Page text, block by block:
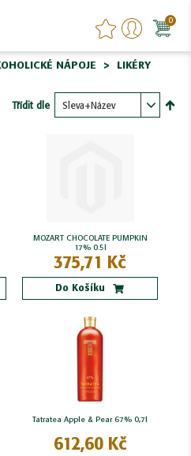
0
NÁPOJE LIKÉRY
Třídit dle
MOZART CHOCOLATE PUMPKIN
17% 0.5l
375,71 Kč
Do Košíku
Tatratea Apple & Pear 67% 0,7l
612,60 Kč